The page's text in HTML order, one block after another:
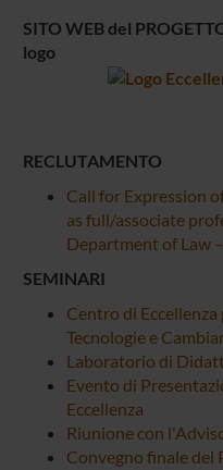
SITO WEB del
logo
RECLUTAMENTO
Call for Expression
as full/associate
Department of Law
SEMINARI
Centro di
Tecnologie e
Laboratorio di
Evento di
Eccellenza
Riunione con
Convegno finale del